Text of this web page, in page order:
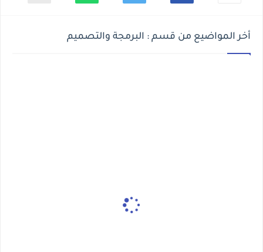
أخر المواضيع من قسم : البرمجة والتصميم